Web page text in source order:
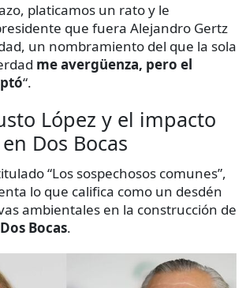
platicamos un rato y le
que fuera Alejandro Gertz
un nombramiento del que la sola
me avergüenza, pero el
“.
López y el impacto
Dos Bocas
“Los sospechosos comunes”,
lo que califica como un desdén
ambientales en la construcción de
Bocas.